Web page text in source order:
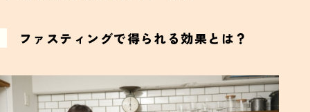
ファスティングで得られる効果とは？